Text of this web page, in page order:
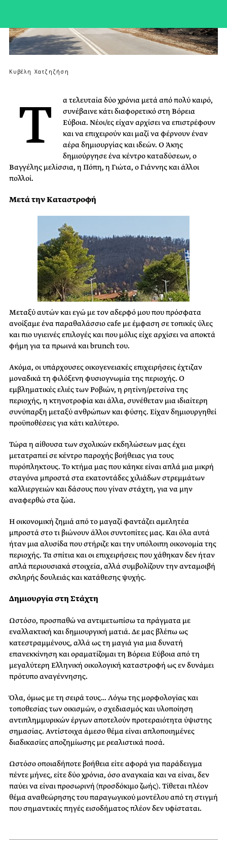
Κυβέλη Χατζηζήση
Τ
α τελευταία δύο χρόνια μετά από πολύ καιρό,
συνέβαινε κάτι διαφορετικό στη Βόρεια
Εύβοια. Νέοι/ες είχαν αρχίσει να επιστρέφουν
και να επιχειρούν και μαζί να φέρνουν έναν
αέρα δημιουργίας και ιδεών. Ο Άκης
δημιούργησε ένα κέντρο καταδύσεων, ο
Βαγγέλης μελίσσια, η Πόπη, η Γιώτα, ο Γιάννης και άλλοι
πολλοί.
Μετά την Καταστροφή
Μεταξύ αυτών και εγώ με τον αδερφό μου που πρόσφατα
ανοίξαμε ένα παραθαλάσσιο cafe με έμφαση σε τοπικές ύλες
και πιο υγιεινές επιλογές και που μόλις είχε αρχίσει να αποκτά
φήμη για τα πρωινά και brunch του.
Ακόμα, οι υπάρχουσες οικογενειακές επιχειρήσεις έχτιζαν
μοναδικά τη φιλόξενη φυσιογνωμία της περιοχής. Ο
εμβληματικές ελιές των Ροβιών, η ρητίνη/ρετσίνα της
περιοχής, η κτηνοτροφία και άλλα, συνέθεταν μια ιδιαίτερη
συνύπαρξη μεταξύ ανθρώπων και φύσης. Είχαν δημιουργηθεί
προϋποθέσεις για κάτι καλύτερο.
Τώρα η αίθουσα των σχολικών εκδηλώσεων μας έχει
μετατραπεί σε κέντρο παροχής βοήθειας για τους
πυρόπληκτους. Το κτήμα μας που κάηκε είναι απλά μια μικρή
σταγόνα μπροστά στα εκατοντάδες χιλιάδων στρεμμάτων
καλλιεργειών και δάσους που γίναν στάχτη, για να μην
αναφερθώ στα ζώα.
Η οικονομική ζημιά από το μαγαζί φαντάζει αμελητέα
μπροστά στο τι βιώνουν άλλοι συντοπίτες μας. Και όλα αυτά
ήταν μια αλυσίδα που στήριζε και την υπόλοιπη οικονομία της
περιοχής. Τα σπίτια και οι επιχειρήσεις που χάθηκαν δεν ήταν
απλά περιουσιακά στοιχεία, αλλά συμβολίζουν την ανταμοιβή
σκληρής δουλειάς και κατάθεσης ψυχής.
Δημιουργία στη Στάχτη
Ωστόσο, προσπαθώ να αντιμετωπίσω τα πράγματα με
εναλλακτική και δημιουργική ματιά. Δε μας βλέπω ως
κατεστραμμένους, αλλά ως τη μαγιά για μια δυνατή
επανεκκίνηση και οραματίζομαι τη Βόρεια Εύβοια από τη
μεγαλύτερη Ελληνική οικολογική καταστροφή ως εν δυνάμει
πρότυπο αναγέννησης.
Όλα, όμως με τη σειρά τους… Λόγω της μορφολογίας και
τοποθεσίας των οικισμών, ο σχεδιασμός και υλοποίηση
αντιπλημμυρικών έργων αποτελούν προτεραιότητα ύψιστης
σημασίας. Αντίστοιχα άμεσο θέμα είναι απλοποιημένες
διαδικασίες αποζημίωσης με ρεαλιστικά ποσά.
Ωστόσο οποιαδήποτε βοήθεια είτε αφορά για παράδειγμα
πέντε μήνες, είτε δύο χρόνια, όσο αναγκαία και να είναι, δεν
παύει να είναι προσωρινή (προσδόκιμο ζωής). Τίθεται πλέον
θέμα αναθεώρησης του παραγωγικού μοντέλου από τη στιγμή
που σημαντικές πηγές εισοδήματος πλέον δεν υφίσταται.